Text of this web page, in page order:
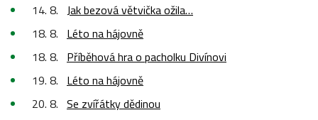
14. 8. Jak bezová větvička ožila…
18. 8. Léto na hájovně
18. 8. Příběhová hra o pacholku Divínovi
19. 8. Léto na hájovně
20. 8. Se zvířátky dědinou